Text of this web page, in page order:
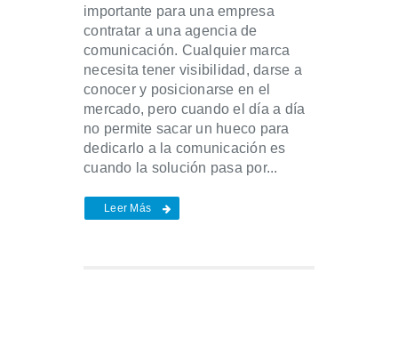
importante para una empresa
contratar a una agencia de
comunicación. Cualquier marca
necesita tener visibilidad, darse a
conocer y posicionarse en el
mercado, pero cuando el día a día
no permite sacar un hueco para
dedicarlo a la comunicación es
cuando la solución pasa por...
Leer Más